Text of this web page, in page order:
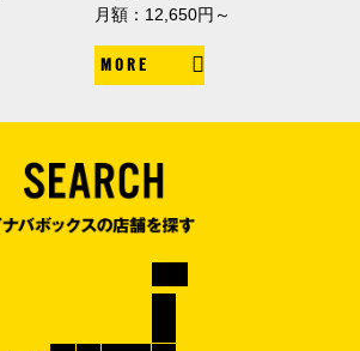
月額：12,650円～
MORE